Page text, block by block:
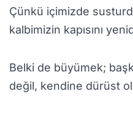
Çünkü içimizde
kalbimizin kapısını
Belki de büyümek;
değil, kendine dürüst